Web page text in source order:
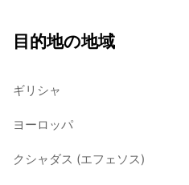
目的地の地域
ギリシャ
ヨーロッパ
クシャダス (エフェソス)